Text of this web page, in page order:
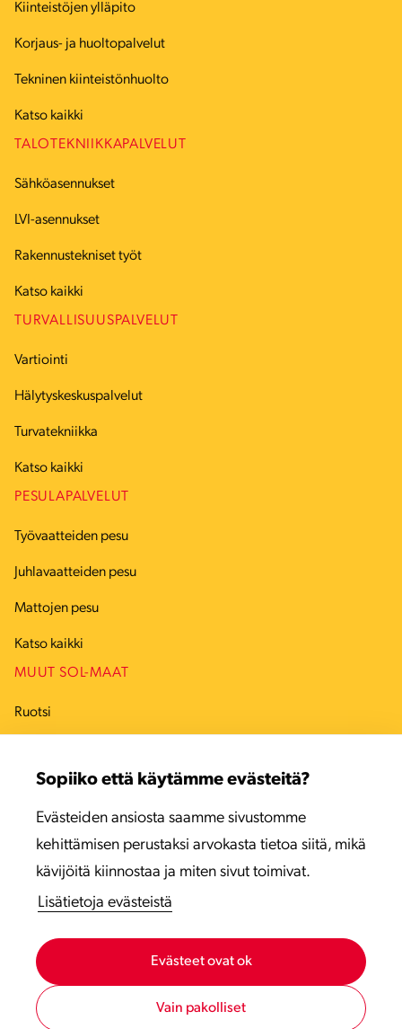
Sopiiko että käytämme evästeitä?
Evästeiden ansiosta saamme sivustomme
kehittämisen perustaksi arvokasta tietoa siitä, mikä
kävijöitä kiinnostaa ja miten sivut toimivat.
Lisätietoja evästeistä
Evästeet ovat ok
Vain pakolliset
Kiinteistöjen ylläpito
Korjaus- ja huoltopalvelut
Tekninen kiinteistönhuolto
Katso kaikki
TALOTEKNIIKKAPALVELUT
Sähköasennukset
LVI-asennukset
Rakennustekniset työt
Katso kaikki
TURVALLISUUSPALVELUT
Vartiointi
Hälytyskeskuspalvelut
Turvatekniikka
Katso kaikki
PESULAPALVELUT
Työvaatteiden pesu
Juhlavaatteiden pesu
Mattojen pesu
Katso kaikki
MUUT SOL-MAAT
Ruotsi
Viro
Latvia